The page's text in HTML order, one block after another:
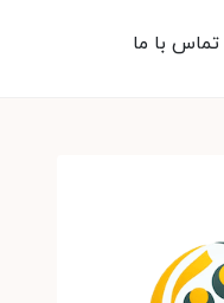
تماس با ما